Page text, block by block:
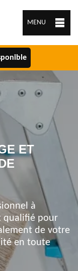
MENU
ET
à
qualifié pour
de votre
en toute